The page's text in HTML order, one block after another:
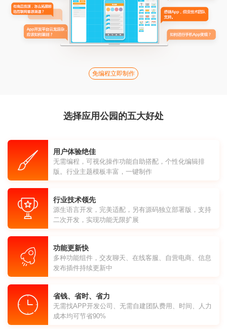
免编程立即制作
选择应用公园的五大好处
用户体验绝佳
无需编程，可视化操作功能自助搭配，个性化编辑排
版。行业主题模板丰富，一键制作
行业技术领先
源生语言开发，完美适配，另有源码独立部署版，支持
二次开发，实现功能无限扩展
功能更新快
多种功能组件，交友聊天、在线客服、自营电商、信息
发布插件持续更新中
省钱、省时、省力
无需找APP开发公司、无需自建团队费用、时间、人力
成本均可节省90%